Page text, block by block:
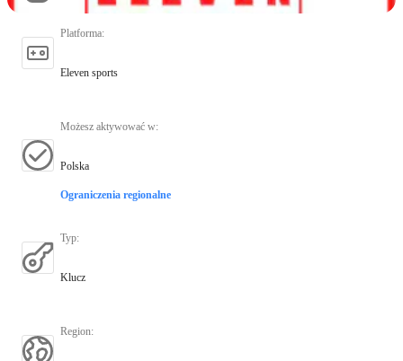
Platforma:
Eleven sports
Możesz aktywować w:
Polska
Ograniczenia regionalne
Typ:
Klucz
Region: